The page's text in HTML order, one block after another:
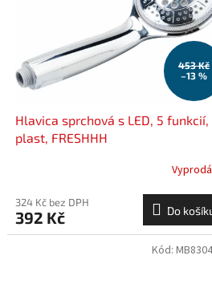
453 Kč
–13 %
Hlavica sprchová s LED, 5 funkcií,
plast, FRESHHH
324 Kč bez DPH
392 Kč Do
Kód: